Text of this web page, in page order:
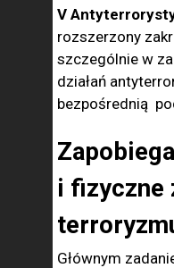
V
rozszerzony
szczególnie w
działań
bezpośrednią
i fizyczne
Głównym